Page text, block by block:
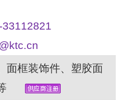
面框装饰件、塑胶面
等